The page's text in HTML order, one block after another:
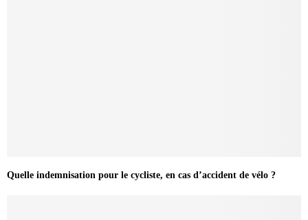
Quelle indemnisation pour le cycliste, en cas d’accident de vélo ?